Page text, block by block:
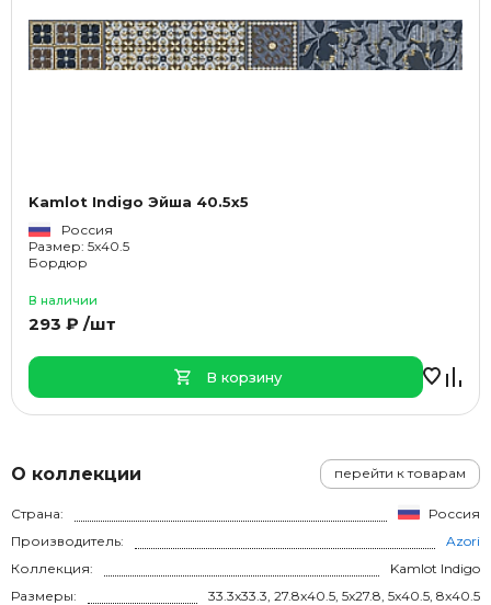
О коллекции перейти к товарам
Страна:
Россия
Производитель:
Azori
Коллекция:
Kamlot Indigo
Размеры:
33.3x33.3, 27.8x40.5, 5x27.8, 5x40.5, 8x40.5
Kamlot Indigo Эйша 40.5x5
Россия
Размер: 5x40.5
Бордюр
В наличии
293 ₽ /шт
В корзину